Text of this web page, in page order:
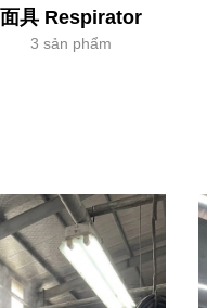
面具 Respirator
3 sản phẩm